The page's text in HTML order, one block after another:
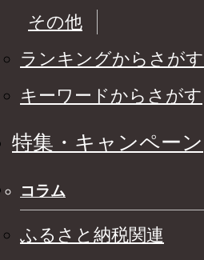
その他
ランキングからさがす
キーワードからさがす
特集・キャンペーン
コラム
ふるさと納税関連